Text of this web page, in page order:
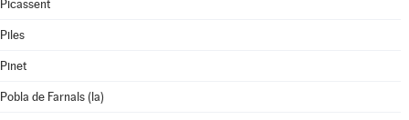
Picassent
Piles
Pinet
Pobla de Farnals (la)